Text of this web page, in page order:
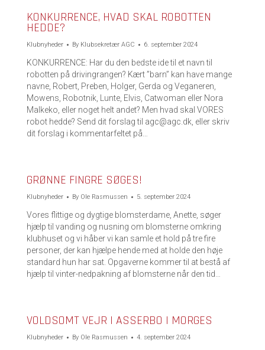
KONKURRENCE, HVAD SKAL ROBOTTEN
HEDDE?
Klubnyheder By Klubsekretær AGC 6. september 2024
KONKURRENCE: Har du den bedste ide til et navn til
robotten på drivingrangen? Kært ”barn” kan have mange
navne, Robert, Preben, Holger, Gerda og Veganeren,
Mowens, Robotnik, Lunte, Elvis, Catwoman eller Nora
Malkeko, eller noget helt andet? Men hvad skal VORES
robot hedde? Send dit forslag til agc@agc.dk, eller skriv
dit forslag i kommentarfeltet på…
GRØNNE FINGRE SØGES!
Klubnyheder By Ole Rasmussen 5. september 2024
Vores flittige og dygtige blomsterdame, Anette, søger
hjælp til vanding og nusning om blomsterne omkring
klubhuset og vi håber vi kan samle et hold på tre fire
personer, der kan hjælpe hende med at holde den høje
standard hun har sat. Opgaverne kommer til at bestå af
hjælp til vinter-nedpakning af blomsterne når den tid…
VOLDSOMT VEJR I ASSERBO I MORGES
Klubnyheder By Ole Rasmussen 4. september 2024